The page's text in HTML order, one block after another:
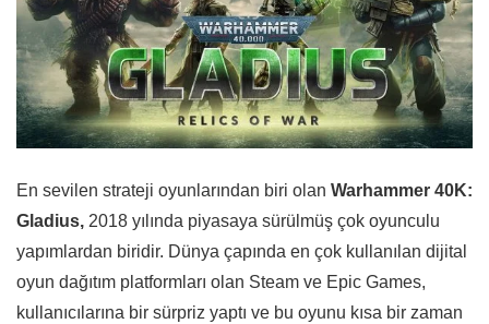
En sevilen strateji oyunlarından biri olan Warhammer 40K:
Gladius, 2018 yılında piyasaya sürülmüş çok oyunculu
yapımlardan biridir. Dünya çapında en çok kullanılan dijital
oyun dağıtım platformları olan Steam ve Epic Games,
kullanıcılarına bir sürpriz yaptı ve bu oyunu kısa bir zaman